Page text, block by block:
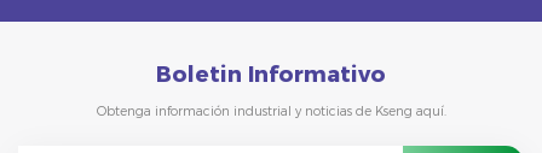
Boletin Informativo
Obtenga información industrial y noticias de Kseng aquí.